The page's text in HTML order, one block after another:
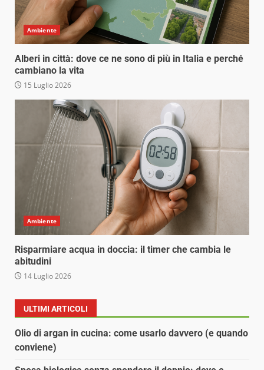
Ambiente
Alberi in città: dove ce ne sono di più in Italia e perché
cambiano la vita
15 Luglio 2026
Ambiente
Risparmiare acqua in doccia: il timer che cambia le
abitudini
14 Luglio 2026
ULTIMI ARTICOLI
Olio di argan in cucina: come usarlo davvero (e quando
conviene)